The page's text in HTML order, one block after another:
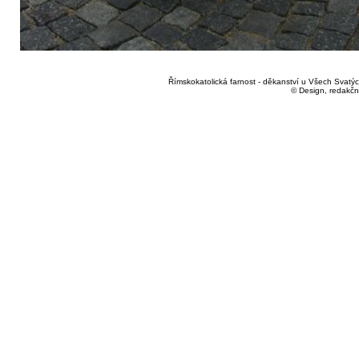
Římskokatolická farnost - děkanství u Všech
© Design,